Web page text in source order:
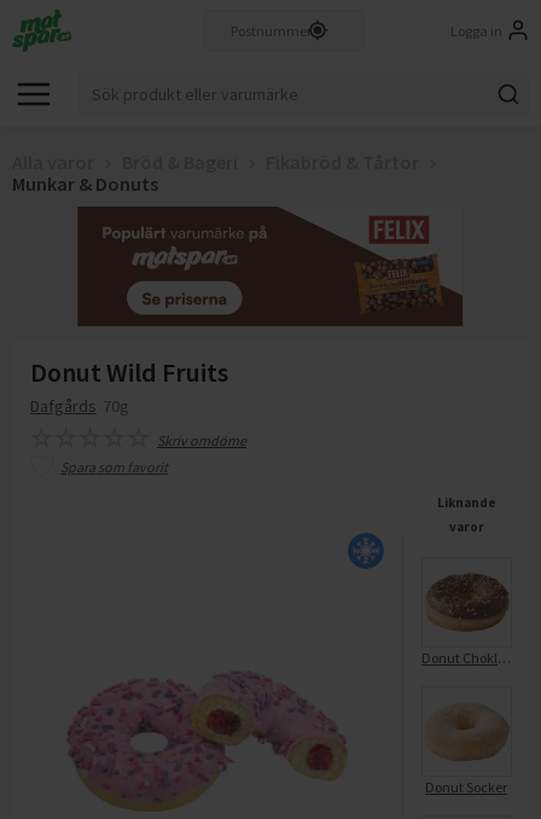
Logga in
Munkar & Donuts
Donut Wild Fruits
Dafgårds 70g
Skriv omdöme
Spara som favorit
Liknande
varor
Donut Choklad
Donut Socker